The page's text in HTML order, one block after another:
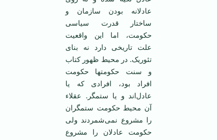
عادلانه بودن سازمان و
ساختار قدرت سیاسی
حکومت، اما این واقعیت
علت تاریخی دارد نه بنای
تئوریک. در محیط ظهور کتاب
و سنت حکومتها حکومت
افراد بود، افرادی که یا
عادل‌اند و یا ستمگر. عقلاء
آن محیط حکومت ستمگران
را مشروع نمی‌شمردند ولی
حکومت عادلان را مشروع